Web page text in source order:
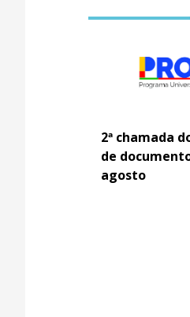
2ª chamada
de
agosto